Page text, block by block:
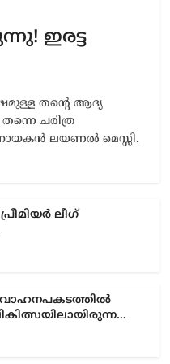
ഇരട്ട
തന്റെ ആദ്യ
ചരിത്ര
ലയണൽ മെസ്സി.
ലീഗ്
വാഹനപകടത്തില്‍